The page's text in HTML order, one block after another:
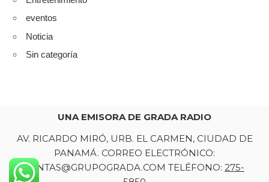
eventos
Noticia
Sin categoría
UNA EMISORA DE GRADA RADIO
AV. RICARDO MIRÓ, URB. EL CARMEN, CIUDAD DE
PANAMÁ. CORREO ELECTRÓNICO:
VENTAS@GRUPOGRADA.COM TELÉFONO: 275-